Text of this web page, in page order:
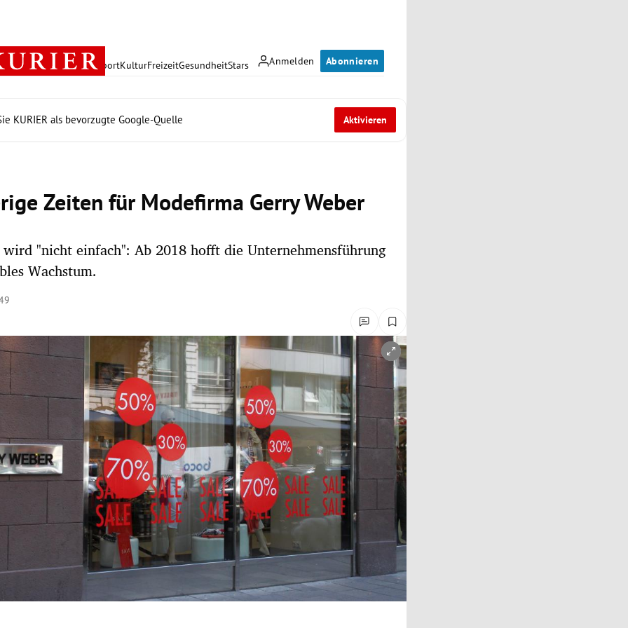
Anmelden Abonnieren
PolitikWirtschaft SportKulturFreizeitGesundheitStars
KURIER als bevorzugte Google-Quelle Aktivieren
Zeiten für Modefirma Gerry Weber
"nicht einfach": Ab 2018 hofft die Unternehmensführung
Wachstum.
öffnen/schließen